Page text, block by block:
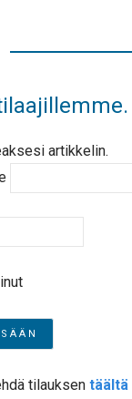
artikkelin.
tilauksen täältä